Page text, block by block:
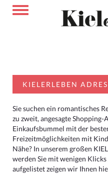
KIELERLEBEN
Sie suchen ein romantisches
zu zweit, angesagte Shopping-
Einkaufsbummel mit der
Freizeitmöglichkeiten mit
Nähe? In unserem großen
werden Sie mit wenigen
aufgelistet zeigen wir Ihnen